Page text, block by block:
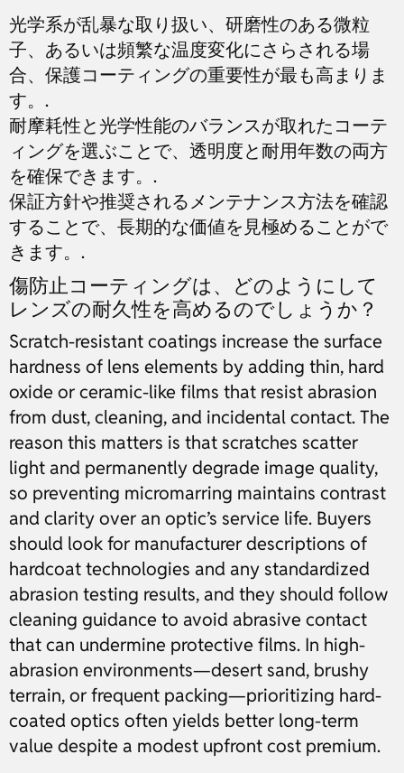
光学系が乱暴な取り扱い、研磨性のある微粒
子、あるいは頻繁な温度変化にさらされる場
合、保護コーティングの重要性が最も高まりま
す。.
耐摩耗性と光学性能のバランスが取れたコーテ
ィングを選ぶことで、透明度と耐用年数の両方
を確保できます。.
保証方針や推奨されるメンテナンス方法を確認
することで、長期的な価値を見極めることがで
きます。.
傷防止コーティングは、どのようにして
レンズの耐久性を高めるのでしょうか？
Scratch-resistant coatings increase the surface
hardness of lens elements by adding thin, hard
oxide or ceramic-like films that resist abrasion
from dust, cleaning, and incidental contact. The
reason this matters is that scratches scatter
light and permanently degrade image quality,
so preventing micromarring maintains contrast
and clarity over an optic’s service life. Buyers
should look for manufacturer descriptions of
hardcoat technologies and any standardized
abrasion testing results, and they should follow
cleaning guidance to avoid abrasive contact
that can undermine protective films. In high-
abrasion environments—desert sand, brushy
terrain, or frequent packing—prioritizing hard-
coated optics often yields better long-term
value despite a modest upfront cost premium.